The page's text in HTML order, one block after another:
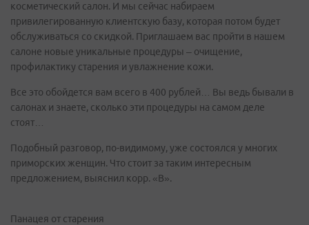
косметический салон. И мы сейчас набираем
привилегированную клиентскую базу, которая потом будет
обслуживаться со скидкой. Приглашаем вас пройти в нашем
салоне новые уникальные процедуры – очищение,
профилактику старения и увлажнение кожи.
Все это обойдется вам всего в 400 рублей… Вы ведь бывали в
салонах и знаете, сколько эти процедуры на самом деле
стоят…
Подобный разговор, по-видимому, уже состоялся у многих
приморских женщин. Что стоит за таким интересным
предложением, выяснил корр. «В».
Панацея от старения